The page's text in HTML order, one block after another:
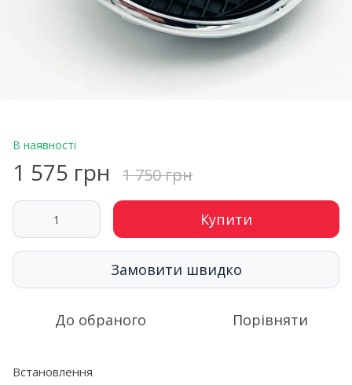
В наявності
1 575 грн 1 750 грн
Купити
Замовити швидко
До обраного Порівняти
Встановлення